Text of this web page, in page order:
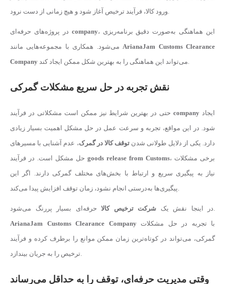
ورود کالا، فرآیند ترخیص آغاز شود و هیچ زمانی از دست نرود.
company، این هماهنگی به‌صورت دقیق برنامه‌ریزی
می‌شود. همکاری با مجموعه‌هایی مانندArianaJam Customs Clearance
Company
می‌تواند این هماهنگی را به بهترین شکل ممکن ایجاد کند.
نقش تجربه در حل سریع مشکلات گمرکی
حتی در بهترین شرایط نیز ممکن است مشکلاتی در فرآیندcompany ایجاد
شود. در این مواقع، تجربه و سرعت عمل در حل مشکل اهمیت بسیار زیادی
دارد. یکی از دلایل طولانی شدن توقف کالا در گمرک، عدم آشنایی با مسیرهای
goods release from Customs، برخی مشکلات
نیاز به پیگیری سریع و ارتباط با بخش‌های مختلف گمرکی دارند. اگر این
پیگیری‌ها به‌درستی انجام نشود، زمان توقف افزایش پیدا می‌کند.
در اینجا نقش یک شرکت ترخیص کالا
حرفه‌ای بسیار پررنگ می‌شود.
ArianaJam Customs Clearance Companyبا تجربه در حل مشکلات
گمرکی، می‌تواند در کوتاه‌ترین زمان ممکن موانع را برطرف کرده و فرآیند
ترخیص را به جریان بیندازد.
وقتی مدیریت حرفه‌ای، توقف را به حداقل می‌رساند